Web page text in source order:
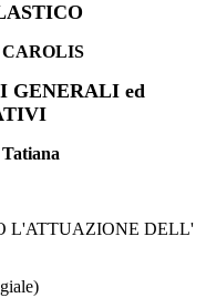
CAROLIS
GENERALI ed
L'ATTUAZIONE DELL'